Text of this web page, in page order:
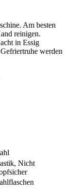
Am besten
reinigen.
in Essig
werden
Nicht